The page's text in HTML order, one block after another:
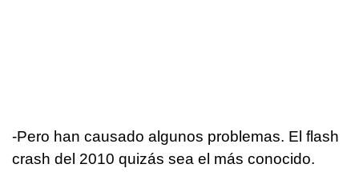
-Pero han causado algunos problemas. El flash
crash del 2010 quizás sea el más conocido.